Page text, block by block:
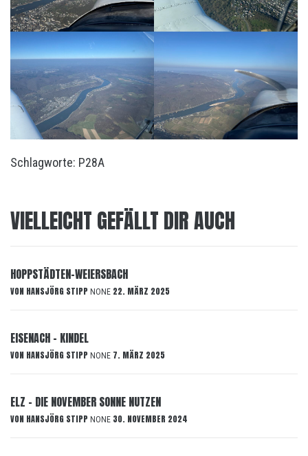
Schlagworte: P28A
VIELLEICHT GEFÄLLT DIR AUCH
HOPPSTÄDTEN-WEIERSBACH
VON HANSJÖRG STIPP NONE 22. MÄRZ 2025
EISENACH – KINDEL
VON HANSJÖRG STIPP NONE 7. MÄRZ 2025
ELZ – DIE NOVEMBER SONNE NUTZEN
VON HANSJÖRG STIPP NONE 30. NOVEMBER 2024